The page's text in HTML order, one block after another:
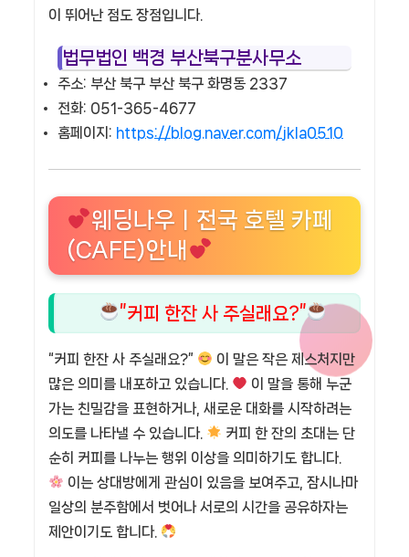
이 뛰어난 점도 장점입니다.
법무법인 백경 부산북구분사무소
주소: 부산 북구 부산 북구 화명동 2337
전화: 051-365-4677
홈페이지: https://blog.naver.com/jkla0510
웨딩나우ㅣ전국 호텔 카페
(CAFE)안내
”커피 한잔 사 주실래요?”
“커피 한잔 사 주실래요?”
이 말은 작은 제스처지만
많은 의미를 내포하고 있습니다.
이 말을 통해 누군
가는 친밀감을 표현하거나, 새로운 대화를 시작하려는
의도를 나타낼 수 있습니다.
커피 한 잔의 초대는 단
순히 커피를 나누는 행위 이상을 의미하기도 합니다.
이는 상대방에게 관심이 있음을 보여주고, 잠시나마
일상의 분주함에서 벗어나 서로의 시간을 공유하자는
제안이기도 합니다.